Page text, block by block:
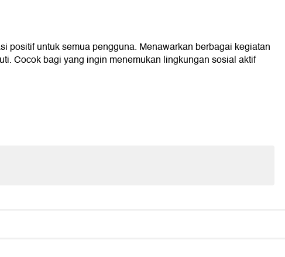
positif untuk semua pengguna. Menawarkan berbagai kegiatan
Cocok bagi yang ingin menemukan lingkungan sosial aktif